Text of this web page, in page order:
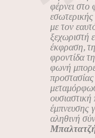
φέρνει στο
με τον
ξεχωριστή
έκφραση,
φροντίδα
φωνή
έμπνευσης
αληθινή